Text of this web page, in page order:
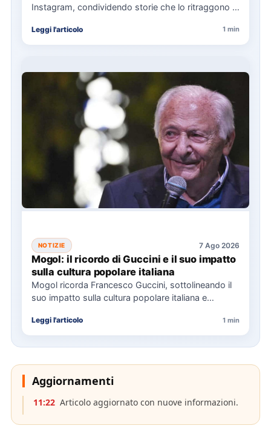
Instagram, condividendo storie che lo ritraggono in
Leggi l'articolo 1 min
NOTIZIE 7 Ago 2026
Mogol: il ricordo di Guccini e il suo impatto
sulla cultura popolare italiana
Mogol ricorda Francesco Guccini, sottolineando il
suo impatto sulla cultura popolare italiana e
Leggi l'articolo 1 min
Aggiornamenti
11:22 Articolo aggiornato con nuove informazioni.